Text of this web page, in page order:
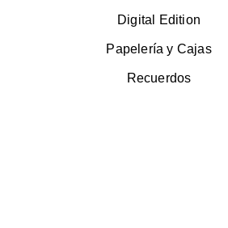
Digital Edition
Papelería y Cajas
Recuerdos